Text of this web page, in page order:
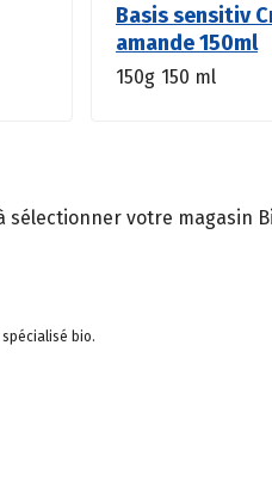
Basis sensitiv
amande 150ml
150g 150 ml
sélectionner votre magasin
bio.